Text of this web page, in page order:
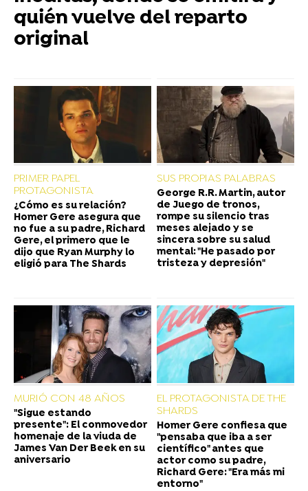
quién vuelve del reparto
original
PRIMER PAPEL
PROTAGONISTA
¿Cómo es su relación?
Homer Gere asegura que
no fue a su padre, Richard
Gere, el primero que le
dijo que Ryan Murphy lo
eligió para The Shards
SUS PROPIAS PALABRAS
George R.R. Martin, autor
de Juego de tronos,
rompe su silencio tras
meses alejado y se
sincera sobre su salud
mental: "He pasado por
tristeza y depresión"
MURIÓ CON 48 AÑOS
"Sigue estando
presente": El conmovedor
homenaje de la viuda de
James Van Der Beek en su
aniversario
EL PROTAGONISTA DE THE
SHARDS
Homer Gere confiesa que
"pensaba que iba a ser
científico" antes que
actor como su padre,
Richard Gere: "Era más mi
entorno"